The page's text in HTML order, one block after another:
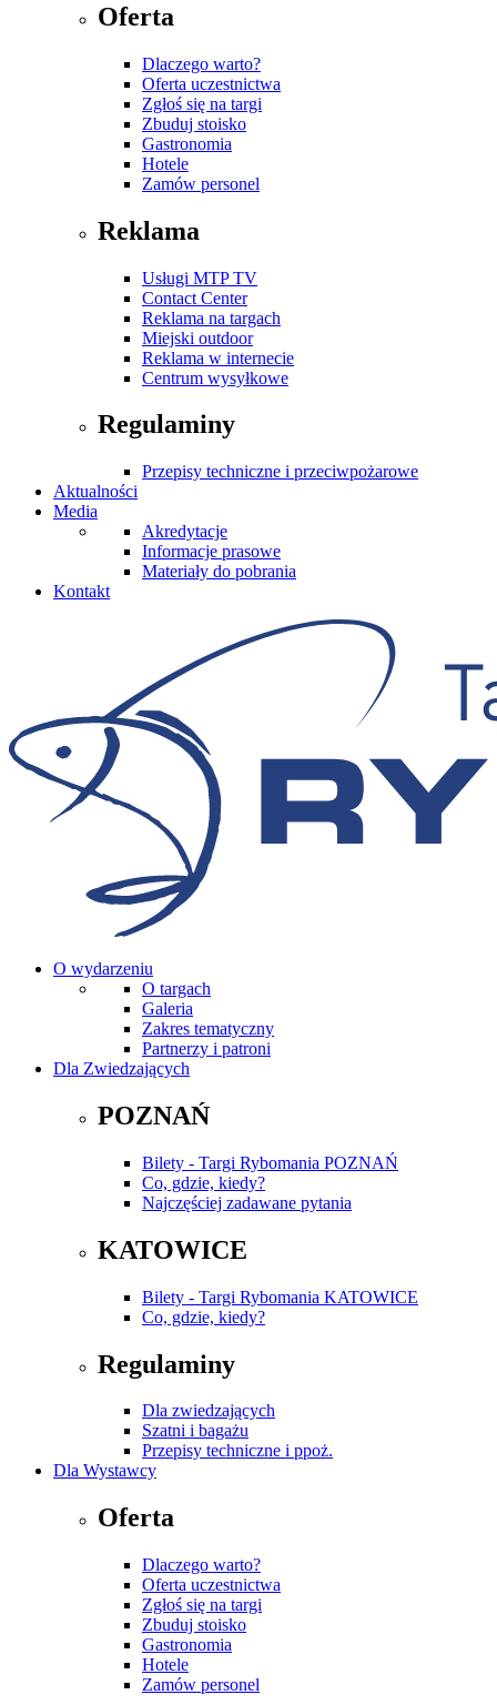
Oferta
Dlaczego warto?
Oferta uczestnictwa
Zgłoś się na targi
Zbuduj stoisko
Gastronomia
Hotele
Zamów personel
Reklama
Usługi MTP TV
Contact Center
Reklama na targach
Miejski outdoor
Reklama w internecie
Centrum wysyłkowe
Regulaminy
Przepisy techniczne i przeciwpożarowe
Aktualności
Media
Akredytacje
Informacje prasowe
Materiały do pobrania
Kontakt
O wydarzeniu
O targach
Galeria
Zakres tematyczny
Partnerzy i patroni
Dla Zwiedzających
POZNAŃ
Bilety - Targi Rybomania POZNAŃ
Co, gdzie, kiedy?
Najczęściej zadawane pytania
KATOWICE
Bilety - Targi Rybomania KATOWICE
Co, gdzie, kiedy?
Regulaminy
Dla zwiedzających
Szatni i bagażu
Przepisy techniczne i ppoż.
Dla Wystawcy
Oferta
Dlaczego warto?
Oferta uczestnictwa
Zgłoś się na targi
Zbuduj stoisko
Gastronomia
Hotele
Zamów personel